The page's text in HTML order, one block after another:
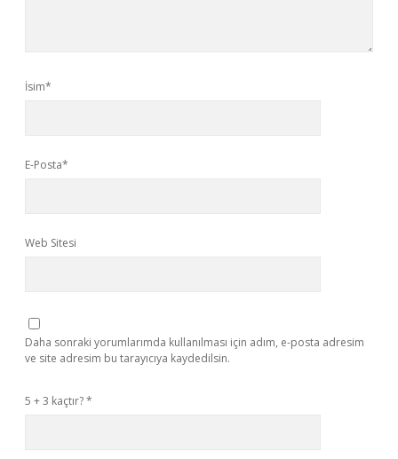
İsim*
E-Posta*
Web Sitesi
Daha sonraki yorumlarımda kullanılması için adım, e-posta adresim
ve site adresim bu tarayıcıya kaydedilsin.
5 + 3 kaçtır?*